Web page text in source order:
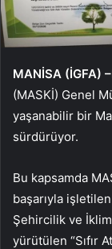
MANİSA (İGFA) –
(MASKİ) Genel
yaşanabilir bir
sürdürüyor.
Bu kapsamda
başarıyla
Şehircilik ve İklim
yürütülen “Sıfır